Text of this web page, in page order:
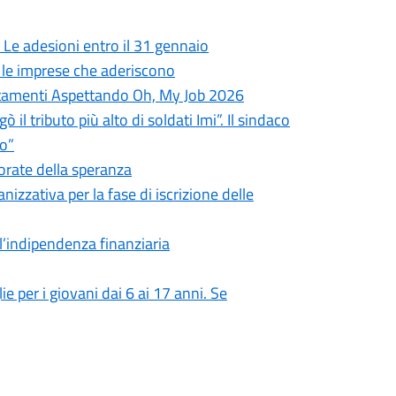
adesioni entro il 31 gennaio
imprese che aderiscono
Aspettando Oh, My Job 2026
il tributo più alto di soldati Imi”. Il sindaco
della speranza
per la fase di iscrizione delle
finanziaria
per i giovani dai 6 ai 17 anni. Se